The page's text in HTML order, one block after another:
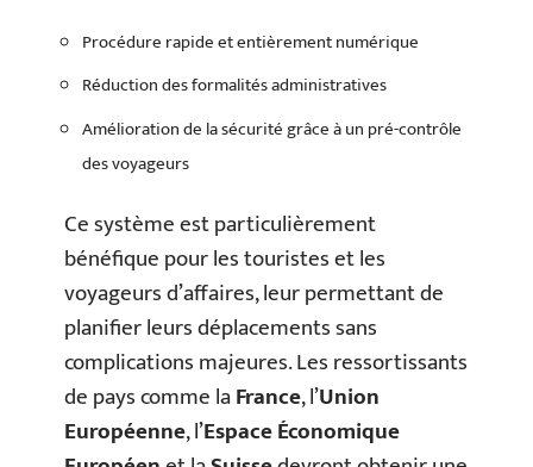
Procédure rapide et entièrement numérique
Réduction des formalités administratives
Amélioration de la sécurité grâce à un pré-contrôle
des voyageurs
Ce système est particulièrement
bénéfique pour les touristes et les
voyageurs d’affaires, leur permettant de
planifier leurs déplacements sans
complications majeures. Les ressortissants
de pays comme laFrance, l’Union
Européenne, l’Espace Économique